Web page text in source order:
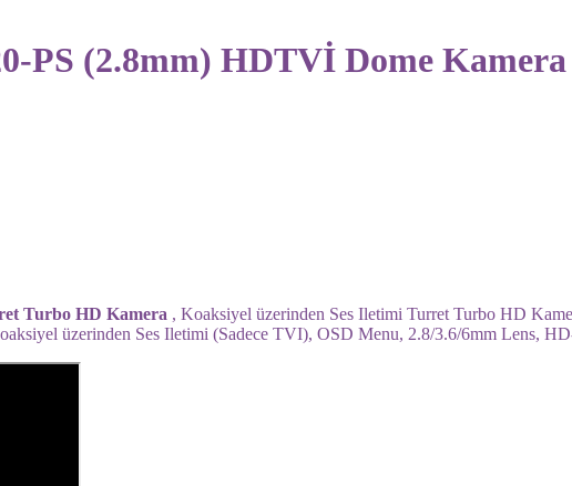
PS (2.8mm) HDTVİ Dome Kamera
Turbo HD Kamera , Koaksiyel üzerinden Ses Iletimi Turret Turbo HD
üzerinden Ses Iletimi (Sadece TVI), OSD Menu, 2.8/3.6/6mm Lens,